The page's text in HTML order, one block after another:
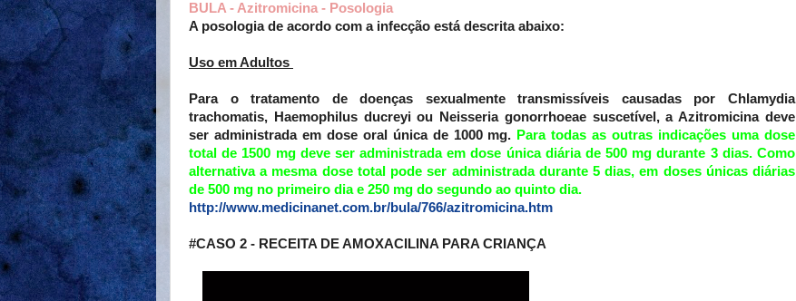
BULA - Azitromicina - Posologia
A posologia de acordo com a infecção está descrita abaixo:
Uso em Adultos
Para o tratamento de doenças sexualmente transmissíveis causadas por Chlamydia
trachomatis, Haemophilus ducreyi ou Neisseria gonorrhoeae suscetível, a Azitromicina deve
ser administrada em dose oral única de 1000 mg. Para todas as outras indicações uma dose
total de 1500 mg deve ser administrada em dose única diária de 500 mg durante 3 dias. Como
alternativa a mesma dose total pode ser administrada durante 5 dias, em doses únicas diárias
de 500 mg no primeiro dia e 250 mg do segundo ao quinto dia.
http://www.medicinanet.com.br/bula/766/azitromicina.htm
#CASO 2 - RECEITA DE AMOXACILINA PARA CRIANÇA